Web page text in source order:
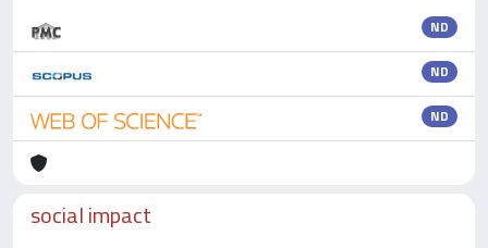
ND
ND
ND
social impact